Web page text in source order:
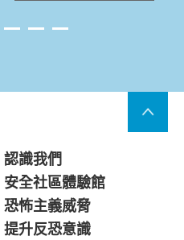
認識我們
安全社區體驗館
恐怖主義威脅
提升反恐意識